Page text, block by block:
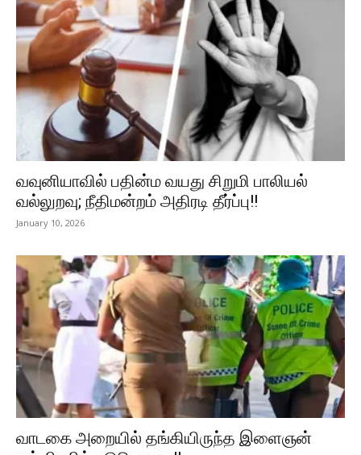
வவுனியாவில் பதின்ம வயது சிறுமி பாலியல்
வல்லுறவு; நீதிமன்றம் அதிரடி தீர்ப்பு!!
January 10, 2026
வாடகை அறையில் தங்கியிருந்த இளைஞன்